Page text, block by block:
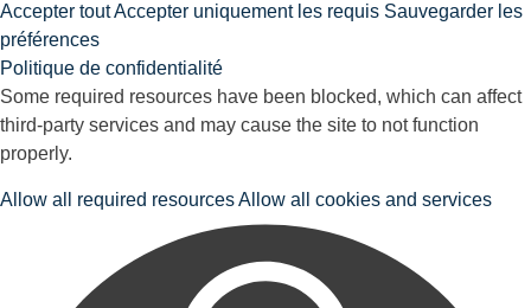
Accepter toutAccepter uniquement les requis Sauvegarder les
préférences
Politique de confidentialité
Some required resources have been blocked, which can affect
third-party services and may cause the site to not function
properly.
Allow all required resourcesAllow all cookies and services